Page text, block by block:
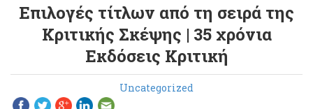
Επιλογές τίτλων από τη σειρά της
Κριτικής Σκέψης | 35 χρόνια
Εκδόσεις Κριτική
Uncategorized